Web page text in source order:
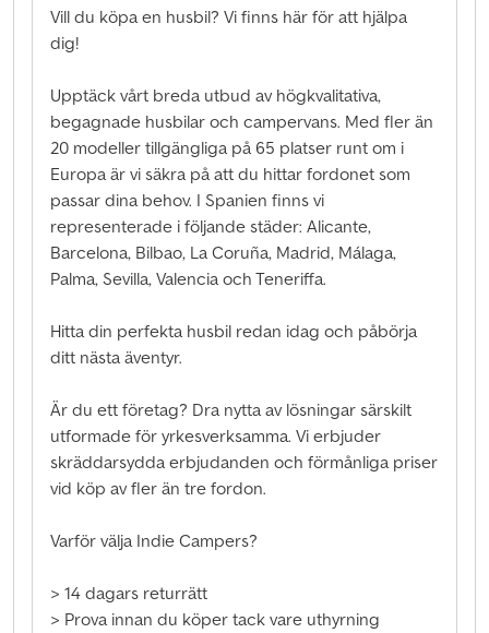
Vill du köpa en husbil? Vi finns här för att hjälpa
dig!
Upptäck vårt breda utbud av högkvalitativa,
begagnade husbilar och campervans. Med fler än
20 modeller tillgängliga på 65 platser runt om i
Europa är vi säkra på att du hittar fordonet som
passar dina behov. I Spanien finns vi
representerade i följande städer: Alicante,
Barcelona, Bilbao, La Coruña, Madrid, Málaga,
Palma, Sevilla, Valencia och Teneriffa.
Hitta din perfekta husbil redan idag och påbörja
ditt nästa äventyr.
Är du ett företag? Dra nytta av lösningar särskilt
utformade för yrkesverksamma. Vi erbjuder
skräddarsydda erbjudanden och förmånliga priser
vid köp av fler än tre fordon.
Varför välja Indie Campers?
> 14 dagars returrätt
> Prova innan du köper tack vare uthyrning